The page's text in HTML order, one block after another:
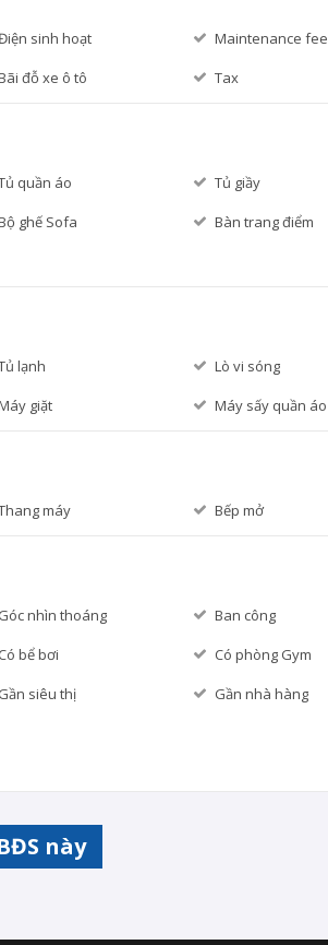
sinh hoạt
Maintenance fee
đỗ xe ô tô Tax
quần áo
Tủ giầy
ghế Sofa
Bàn trang điểm
lạnh
Lò vi sóng
giặt Máy sấy quần áo
máy Bếp mở
Góc nhìn thoáng
Ban công
Có bể bơi
Có phòng Gym
Gần siêu thị
Gần nhà hàng
này